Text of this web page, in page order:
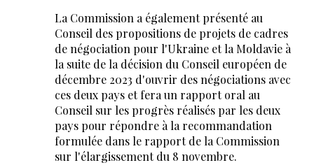
La Commission a également présenté au
Conseil des propositions de projets de cadres
de négociation pour l'Ukraine et la Moldavie à
la suite de la décision du Conseil européen de
décembre 2023 d'ouvrir des négociations avec
ces deux pays et fera un rapport oral au
Conseil sur les progrès réalisés par les deux
pays pour répondre à la recommandation
formulée dans le rapport de la Commission
sur l'élargissement du 8 novembre.